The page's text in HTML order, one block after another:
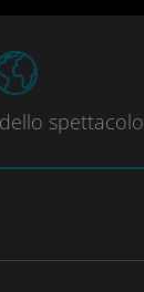
spettacolo